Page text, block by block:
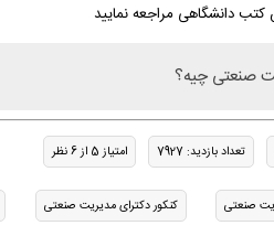
دانشگاهی مراجعه نمایید
صنعتی چیه؟
تعداد بازدید: 7927 امتیاز 5 از 6 نظر
صنعتی کنکور دکترای مدیریت صنعتی